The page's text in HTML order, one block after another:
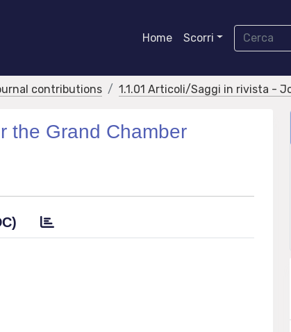
Home Scorri
contributions 1.1.01 Articoli/Saggi in rivista -
the Grand Chamber